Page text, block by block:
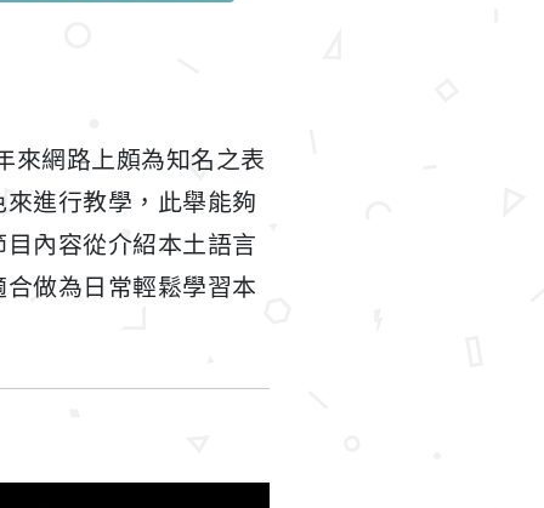
網路上頗為知名之表
進行教學，此舉能夠
內容從介紹本土語言
做為日常輕鬆學習本